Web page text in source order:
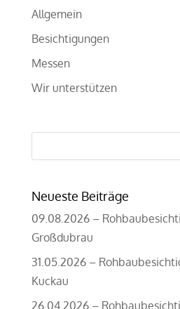
Allgemein
Besichtigungen
Messen
Wir unterstützen
Neueste Beiträge
09.08.2026 –
Großdubrau
31.05.2026 –
Kuckau
26.04.2026 –